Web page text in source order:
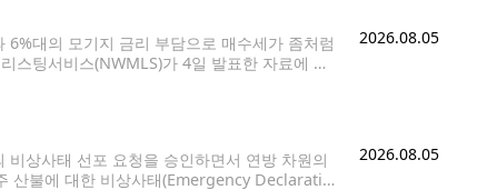
대의 모기지 금리 부담으로 매수세가 좀처럼
스팅서비스(NWMLS)가 4일 발표한 자료에 따
2026.08.05
상사태 선포 요청을 승인하면서 연방 차원의
산불에 대한 비상사태(Emergency Declaratio
2026.08.05